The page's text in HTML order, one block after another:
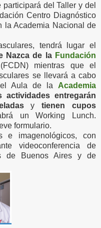
del Taller y del
Centro Diagnóstico
la Academia Nacional de
tendrá lugar el
Nazca de la Fundación
(FCDN) mientras que el
se llevará a cabo
Aula de la Academia
actividades entregarán
ytienen cupos
un Working Lunch.
formulario.
e imagenológicos, con
videoconferencia de
de Buenos Aires y de